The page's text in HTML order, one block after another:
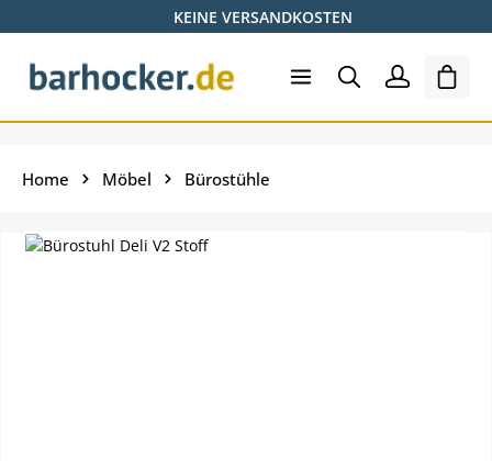
Zum Hauptinhalt springenKEINE VERSANDKOSTEN
Home Möbel Bürostühle